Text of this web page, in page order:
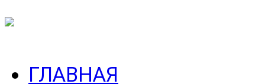
ГЛАВНАЯ